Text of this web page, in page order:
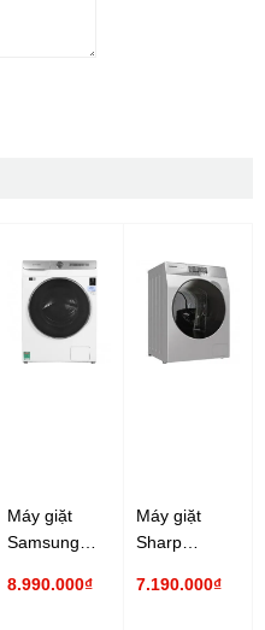
Máy giặt
Samsung
WW13T504DAW/SV
8.990.000₫
Máy giặt
Sharp
FK852EV-W
7.190.000₫